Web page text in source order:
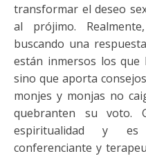
transformar el deseo
al prójimo.
buscando una
están inmersos los que
sino que aporta
monjes y monjas no
quebranten su voto.
espiritualidad y
conferenciante y